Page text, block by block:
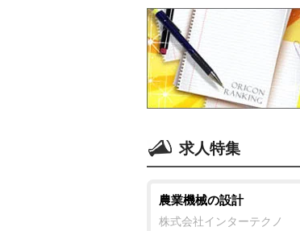
求人特集
農業機械の設計
株式会社インターテクノ